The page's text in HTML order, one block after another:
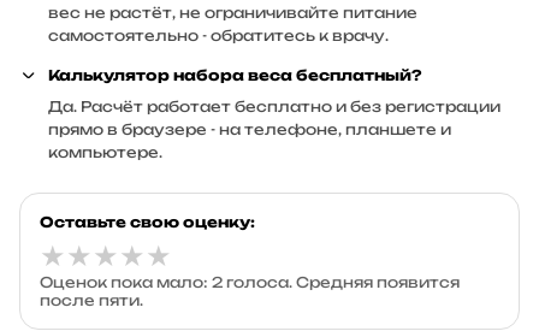
вес не растёт, не ограничивайте питание
самостоятельно - обратитесь к врачу.
Калькулятор набора веса бесплатный?
Да. Расчёт работает бесплатно и без регистрации
прямо в браузере - на телефоне, планшете и
компьютере.
Оставьте свою оценку:
★★★★★
Оценок пока мало: 2 голоса. Средняя появится
после пяти.